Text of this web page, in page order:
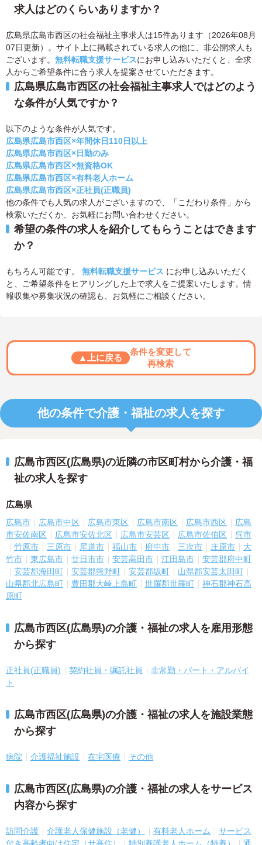
求人はどのくらいありますか？
広島県広島市西区の社会福祉主事求人は15件あります（2026年08月
07日更新）。サイト上に掲載されている求人の他に、非公開求人も
ございます。 無料転職支援サービスにお申し込みいただくと、全求
人からご希望条件に合う求人を提案させていただきます。
広島県広島市西区の社会福祉主事求人ではどのよう
な条件が人気ですか？
以下のような条件が人気です。
広島県広島市西区×年間休日110日以上
広島県広島市西区×日勤のみ
広島県広島市西区×無資格OK
広島県広島市西区×有料老人ホーム
広島県広島市西区×正社員(正職員)
他の条件でも人気の求人がございますので、「こだわり条件」から
検索いただくか、お気軽にお問い合わせください。
希望の条件の求人を紹介してもらうことはできます
か？
もちろん可能です。 無料転職支援サービス にお申し込みいただく
と、ご希望条件をヒアリングした上で求人をご提案いたします。情
報収集や募集状況の確認も、お気軽にご相談ください。
▲上に戻る
条件を変更して
再検索
他の条件で介護・福祉の求人を探す
広島市西区(広島県)の近隣の市区町村から介護・福
祉の求人を探す
広島県
広島市 広島市中区 広島市東区 広島市南区 広島市西区
広島
市安佐南区
広島市安佐北区 広島市安芸区 広島市佐伯区
呉市
竹原市
三原市 尾道市 福山市 府中市 三次市 庄原市
大
竹市
東広島市 廿日市市 安芸高田市 江田島市
安芸郡府中町
安芸郡海田町
安芸郡熊野町 安芸郡坂町
山県郡安芸太田町
山県郡北広島町
豊田郡大崎上島町 世羅郡世羅町
神石郡神石高
原町
広島市西区(広島県)の介護・福祉の求人を雇用形態
から探す
正社員(正職員) 契約社員・嘱託社員
非常勤・パート・アルバイ
ト
広島市西区(広島県)の介護・福祉の求人を施設業態
から探す
病院 介護福祉施設 在宅医療 その他
広島市西区(広島県)の介護・福祉の求人をサービス
内容から探す
訪問介護 介護老人保健施設（老健） 有料老人ホーム
サービス